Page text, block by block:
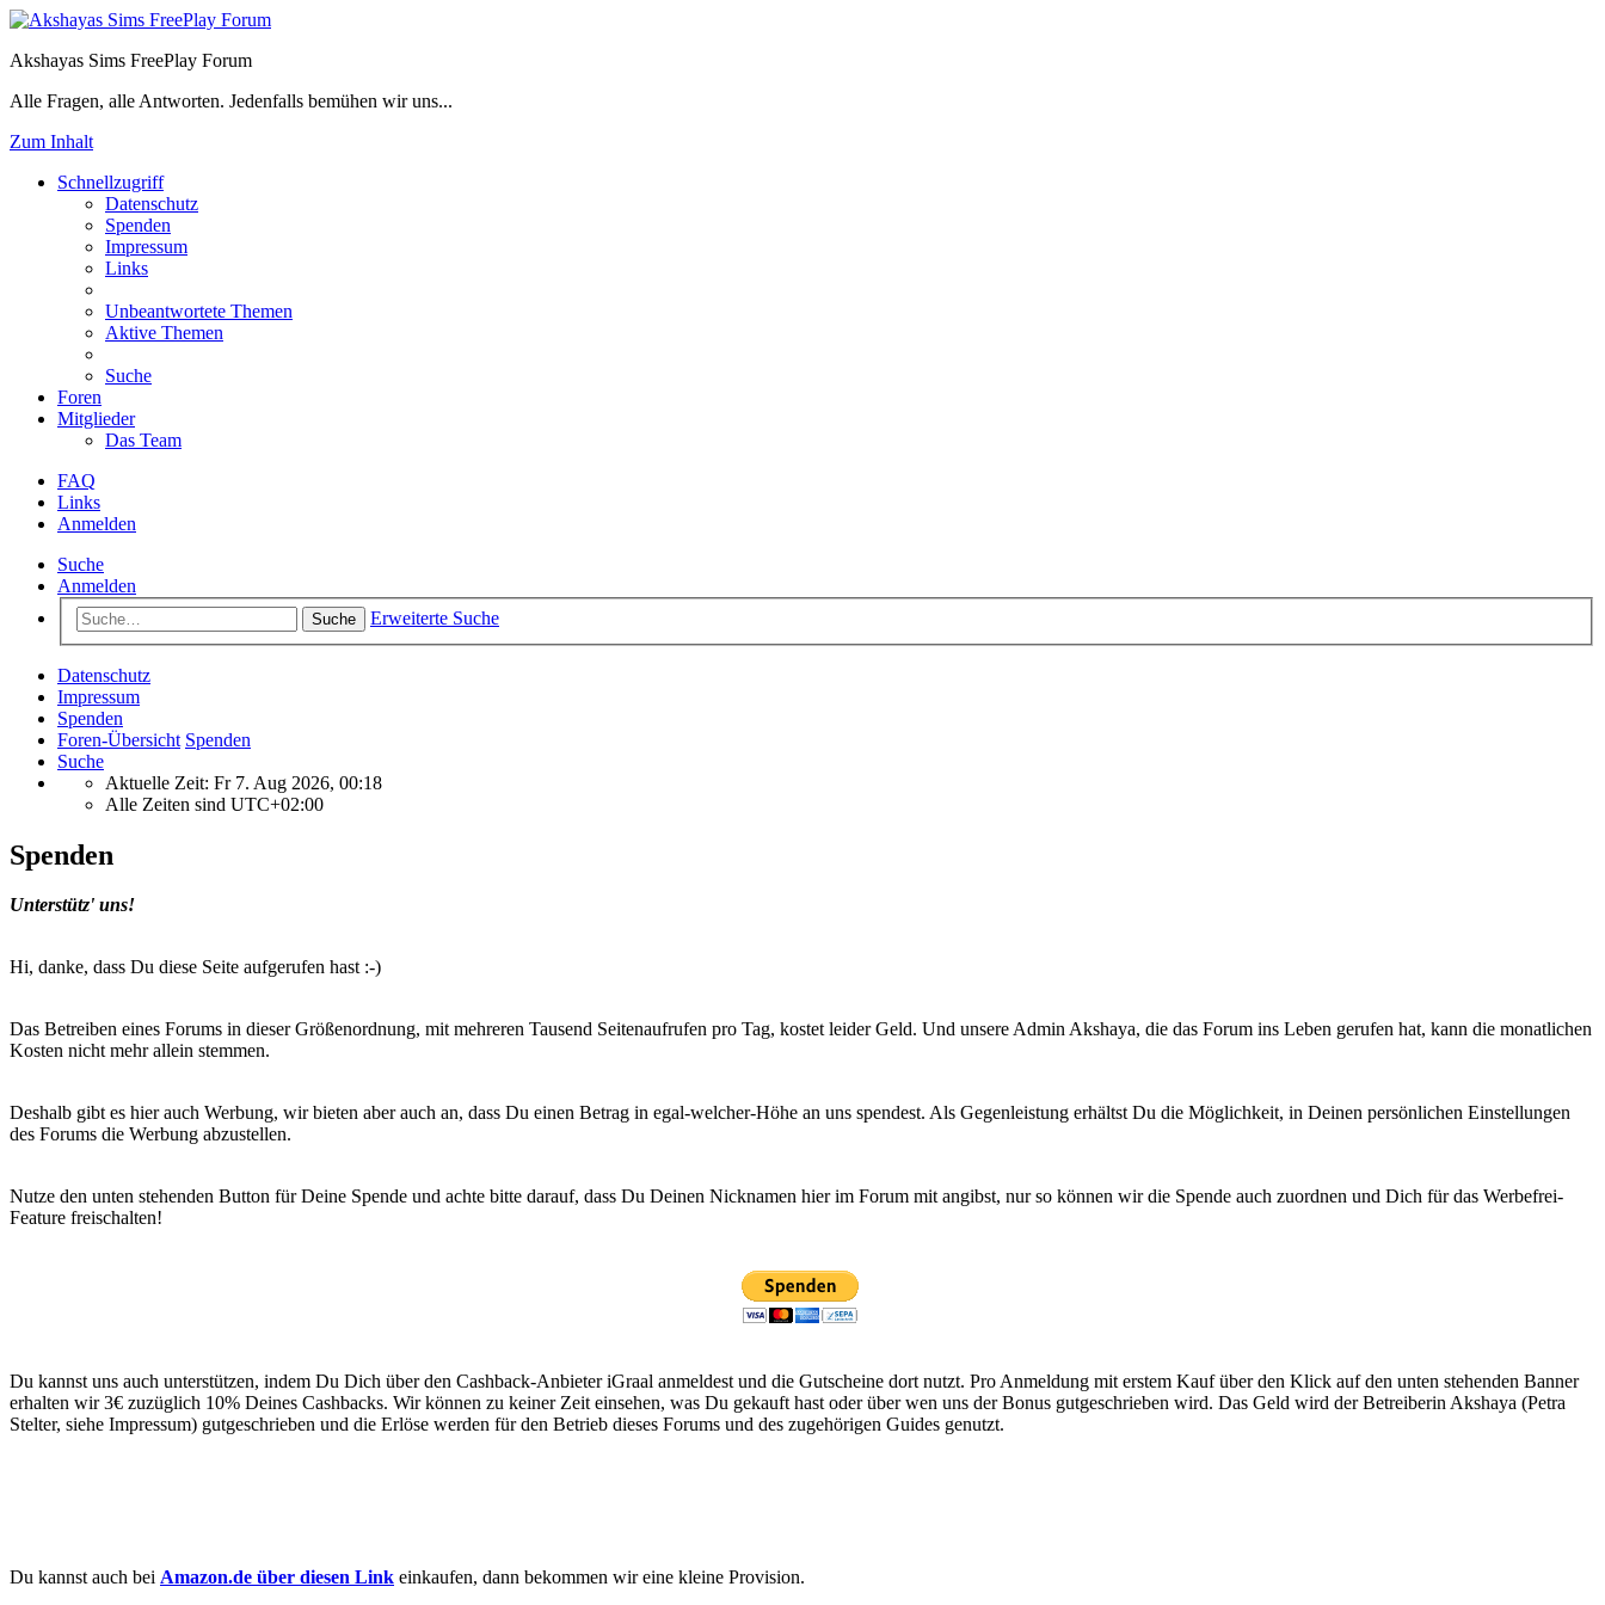
Akshayas Sims FreePlay Forum
Alle Fragen, alle Antworten. Jedenfalls bemühen wir uns...
Zum Inhalt
Schnellzugriff
Datenschutz
Spenden
Impressum
Links
Unbeantwortete Themen
Aktive Themen
Suche
Foren
Mitglieder
Das Team
FAQ
Links
Anmelden
Suche
Anmelden
Suche Erweiterte Suche
Datenschutz
Impressum
Spenden
Foren-Übersicht Spenden
Suche
Aktuelle Zeit: Fr 7. Aug 2026, 00:18
Alle Zeiten sind UTC+02:00
Spenden
Unterstütz' uns!
Hi, danke, dass Du diese Seite aufgerufen hast :-)
Das Betreiben eines Forums in dieser Größenordnung, mit mehreren Tausend Seitenaufrufen pro Tag, kostet leider Geld. Und unsere Admin Akshaya, die das Forum ins Leben gerufen hat, kann die monatlichen
Kosten nicht mehr allein stemmen.
Deshalb gibt es hier auch Werbung, wir bieten aber auch an, dass Du einen Betrag in egal-welcher-Höhe an uns spendest. Als Gegenleistung erhältst Du die Möglichkeit, in Deinen persönlichen Einstellungen
des Forums die Werbung abzustellen.
Nutze den unten stehenden Button für Deine Spende und achte bitte darauf, dass Du Deinen Nicknamen hier im Forum mit angibst, nur so können wir die Spende auch zuordnen und Dich für das Werbefrei-
Feature freischalten!
Du kannst uns auch unterstützen, indem Du Dich über den Cashback-Anbieter iGraal anmeldest und die Gutscheine dort nutzt. Pro Anmeldung mit erstem Kauf über den Klick auf den unten stehenden Banner
erhalten wir 3€ zuzüglich 10% Deines Cashbacks. Wir können zu keiner Zeit einsehen, was Du gekauft hast oder über wen uns der Bonus gutgeschrieben wird. Das Geld wird der Betreiberin Akshaya (Petra
Stelter, siehe Impressum) gutgeschrieben und die Erlöse werden für den Betrieb dieses Forums und des zugehörigen Guides genutzt.
Du kannst auch bei Amazon.de über diesen Link einkaufen, dann bekommen wir eine kleine Provision.